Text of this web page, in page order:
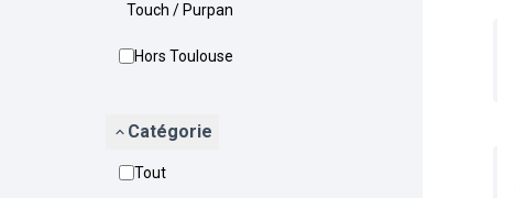
Touch / Purpan
Hors Toulouse
Catégorie
Tout